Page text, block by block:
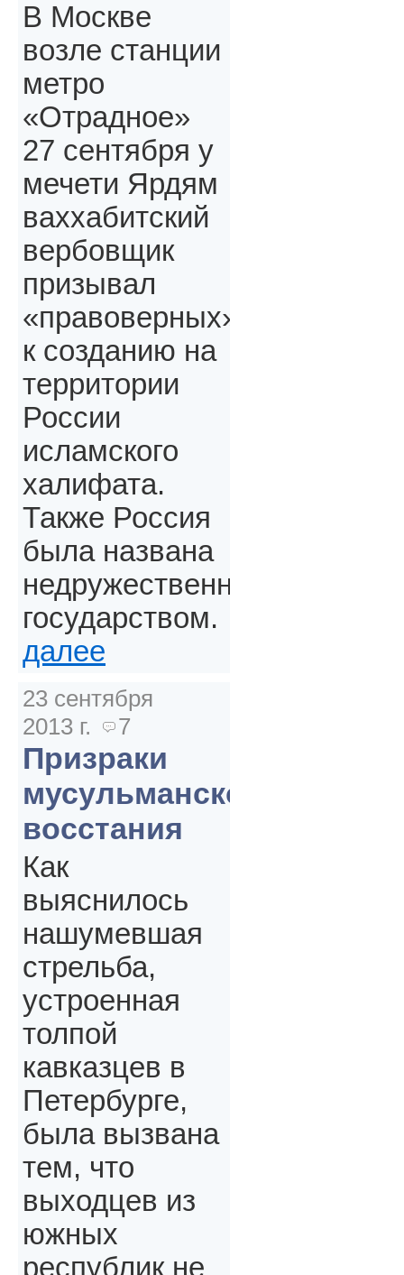
В Москве
возле станции
метро
«Отрадное»
27 сентября у
мечети Ярдям
ваххабитский
вербовщик
призывал
«правоверных»,
к созданию на
территории
России
исламского
халифата.
Также Россия
была названа
недружественным
государством.
далее
23 сентября
2013 г.
7
Призраки
мусульманского
восстания
Как
выяснилось
нашумевшая
стрельба,
устроенная
толпой
кавказцев в
Петербурге,
была вызвана
тем, что
выходцев из
южных
республик не